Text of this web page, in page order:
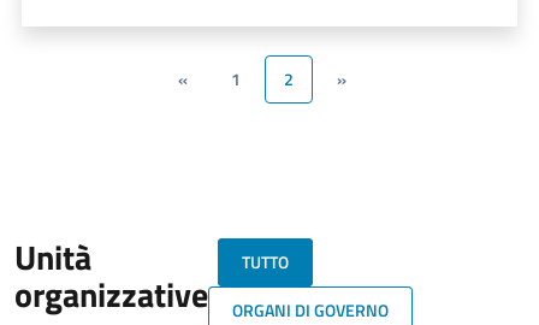
« 1 2 »
Unità
organizzative
TUTTO
ORGANI DI GOVERNO